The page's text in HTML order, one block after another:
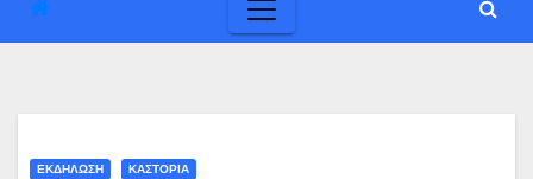
ΕΚΔΗΛΩΣΗ ΚΑΣΤΟΡΙΑ